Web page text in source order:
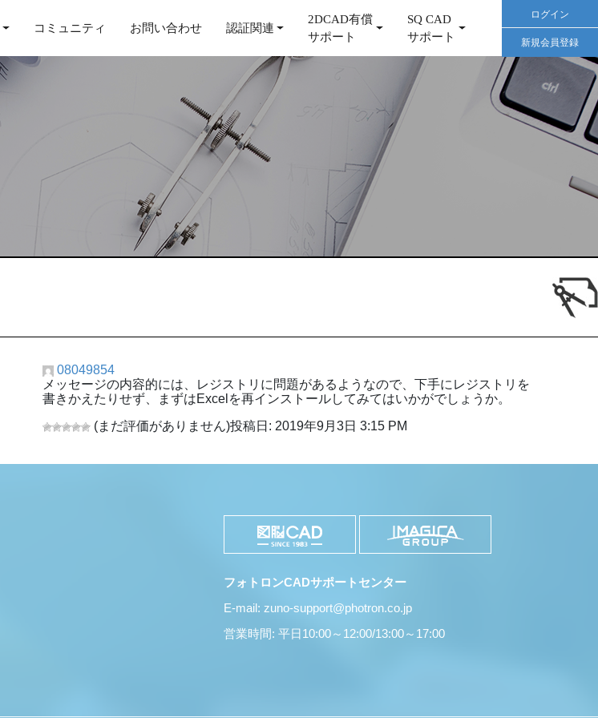
コミュニティ お問い合わせ 認証関連
2DCAD有償
サポート
SQ CAD
サポート
ログイン
新規会員登録
08049854
メッセージの内容的には、レジストリに問題があるようなので、下手にレジストリを
書きかえたりせず、まずはExcelを再インストールしてみてはいかがでしょうか。
(まだ評価がありません)投稿日: 2019年9月3日 3:15 PM
フォトロンCADサポートセンター
E-mail: zuno-support@photron.co.jp
営業時間: 平日10:00～12:00/13:00～17:00